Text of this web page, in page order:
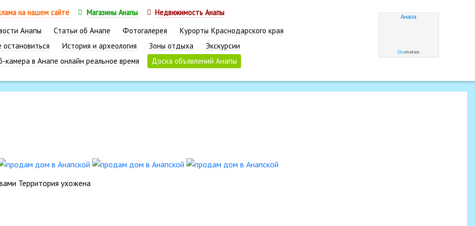
на нашем сайте Магазины Анапы
Недвижимость Анапы
Анапы
Статьи об Анапе Фотогалерея
Курорты Краснодарского края
остановиться
История и археология Зоны отдыха
Экскурсии
камера в Анапе онлайн реальное время
Доска объявлений Анапы
Анапа
Gismeteo
Территория ухожена